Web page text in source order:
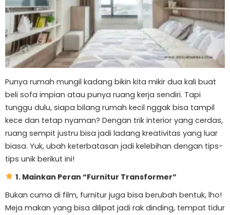
Punya rumah mungil kadang bikin kita mikir dua kali buat
beli sofa impian atau punya ruang kerja sendiri. Tapi
tunggu dulu, siapa bilang rumah kecil nggak bisa tampil
kece dan tetap nyaman? Dengan trik interior yang cerdas,
ruang sempit justru bisa jadi ladang kreativitas yang luar
biasa. Yuk, ubah keterbatasan jadi kelebihan dengan tips-
tips unik berikut ini!
1. Mainkan Peran “Furnitur Transformer”
Bukan cuma di film, furnitur juga bisa berubah bentuk, lho!
Meja makan yang bisa dilipat jadi rak dinding, tempat tidur